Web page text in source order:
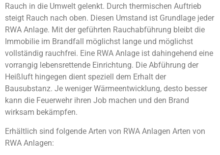
Rauch in die Umwelt gelenkt. Durch thermischen Auftrieb
steigt Rauch nach oben. Diesen Umstand ist Grundlage jeder
RWA Anlage. Mit der geführten Rauchabführung bleibt die
Immobilie im Brandfall möglichst lange und möglichst
vollständig rauchfrei. Eine RWA Anlage ist dahingehend eine
vorrangig lebensrettende Einrichtung. Die Abführung der
Heißluft hingegen dient speziell dem Erhalt der
Bausubstanz. Je weniger Wärmeentwicklung, desto besser
kann die Feuerwehr ihren Job machen und den Brand
wirksam bekämpfen.
Erhältlich sind folgende Arten von RWA Anlagen Arten von
RWA Anlagen: